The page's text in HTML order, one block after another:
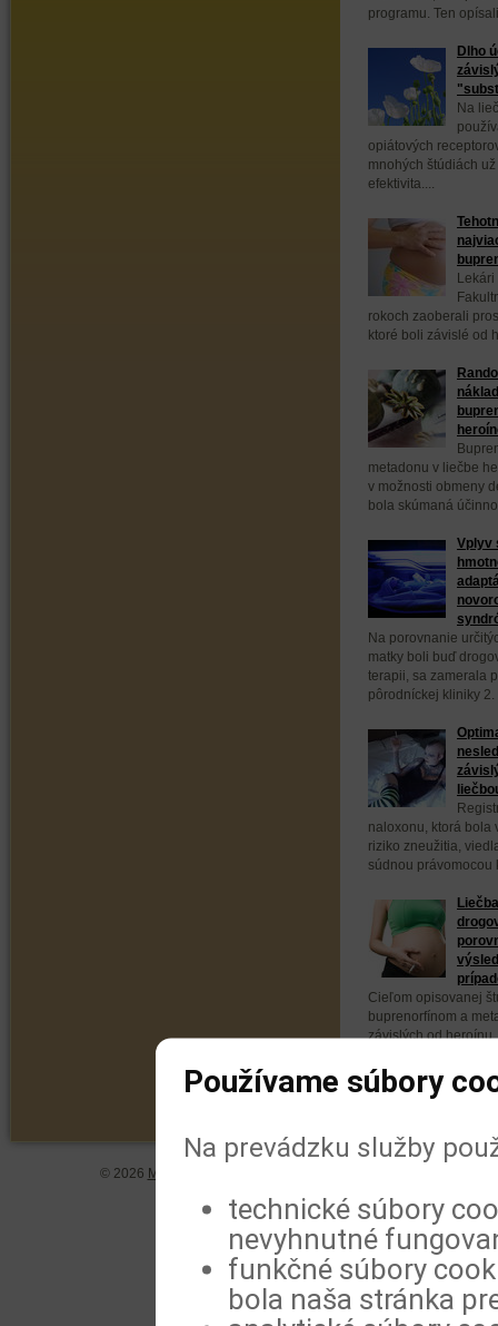
programu. Ten
Dlho
Na
opiátových
mnohých štúdiách
efektivita....
rokoch zaoberali
ktoré boli závislé od
metadonu v liečbe
v možnosti obmeny
bola skúmaná
Vplyv
Na porovnanie
matky boli buď
terapii, sa zamerala
pôrodníckej kliniky 2.
naloxonu, ktorá bola
riziko zneužitia,
súdnou právomocou
Cieľom opisovanej
buprenorfínom a
závislých od
© 2026 MeDitorial
Používame súbory
Na prevádzku služby
technické súbory
nevyhnutné
funkčné súbory
bola naša stránka